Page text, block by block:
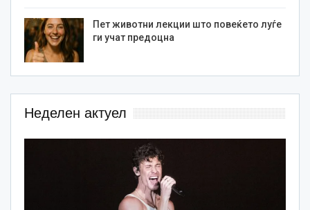
Пет животни лекции што повеќето луѓе
ги учат предоцна
Неделен актуел